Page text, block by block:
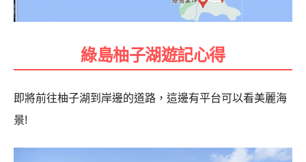
綠島柚子湖遊記心得
即將前往柚子湖到岸邊的道路，這邊有平台可以看美麗海
景!